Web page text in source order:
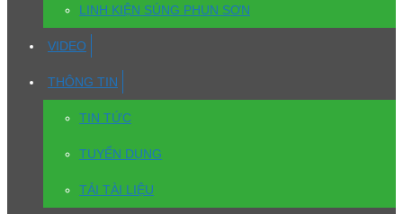
LINH KIỆN SÚNG PHUN SƠN
VIDEO
THÔNG TIN
TIN TỨC
TUYỂN DỤNG
TẢI TÀI LIỆU